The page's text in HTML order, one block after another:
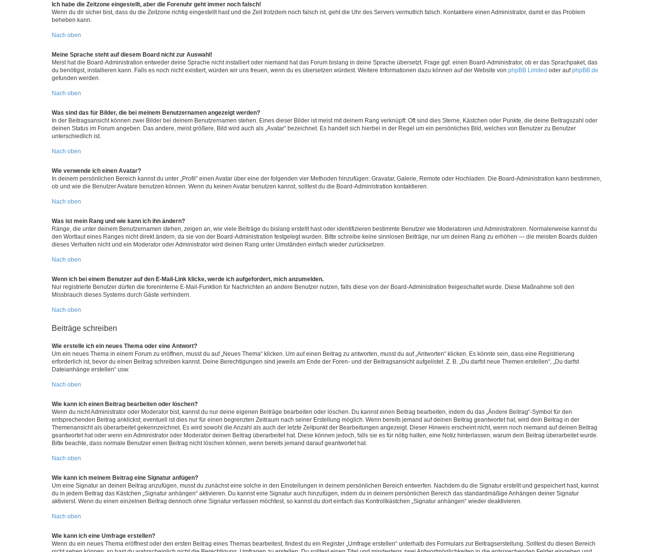
Ich habe die Zeitzone eingestellt, aber die Forenuhr geht immer noch falsch!
Wenn du dir sicher bist, dass du die Zeitzone richtig eingestellt hast und die Zeit trotzdem noch falsch ist, geht die Uhr des Servers vermutlich falsch. Kontaktiere einen Administrator, damit er das Problem
beheben kann.
Nach oben
Meine Sprache steht auf diesem Board nicht zur Auswahl!
Meist hat die Board-Administration entweder deine Sprache nicht installiert oder niemand hat das Forum bislang in deine Sprache übersetzt. Frage ggf. einen Board-Administrator, ob er das Sprachpaket, das
du benötigst, installieren kann. Falls es noch nicht existiert, würden wir uns freuen, wenn du es übersetzen würdest. Weitere Informationen dazu können auf der Website von phpBB Limited oder aufphpBB.de
gefunden werden.
Nach oben
Was sind das für Bilder, die bei meinem Benutzernamen angezeigt werden?
In der Beitragsansicht können zwei Bilder bei deinem Benutzernamen stehen. Eines dieser Bilder ist meist mit deinem Rang verknüpft: Oft sind dies Sterne, Kästchen oder Punkte, die deine Beitragszahl oder
deinen Status im Forum angeben. Das andere, meist größere, Bild wird auch als „Avatar“ bezeichnet. Es handelt sich hierbei in der Regel um ein persönliches Bild, welches von Benutzer zu Benutzer
unterschiedlich ist.
Nach oben
Wie verwende ich einen Avatar?
In deinem persönlichen Bereich kannst du unter „Profil“ einen Avatar über eine der folgenden vier Methoden hinzufügen: Gravatar, Galerie, Remote oder Hochladen. Die Board-Administration kann bestimmen,
ob und wie die Benutzer Avatare benutzen können. Wenn du keinen Avatar benutzen kannst, solltest du die Board-Administration kontaktieren.
Nach oben
Was ist mein Rang und wie kann ich ihn ändern?
Ränge, die unter deinem Benutzernamen stehen, zeigen an, wie viele Beiträge du bislang erstellt hast oder identifizieren bestimmte Benutzer wie Moderatoren und Administratoren. Normalerweise kannst du
den Wortlaut eines Ranges nicht direkt ändern, da sie von der Board-Administration festgelegt wurden. Bitte schreibe keine sinnlosen Beiträge, nur um deinen Rang zu erhöhen — die meisten Boards dulden
dieses Verhalten nicht und ein Moderator oder Administrator wird deinen Rang unter Umständen einfach wieder zurücksetzen.
Nach oben
Wenn ich bei einem Benutzer auf den E-Mail-Link klicke, werde ich aufgefordert, mich anzumelden.
Nur registrierte Benutzer dürfen die foreninterne E-Mail-Funktion für Nachrichten an andere Benutzer nutzen, falls diese von der Board-Administration freigeschaltet wurde. Diese Maßnahme soll den
Missbrauch dieses Systems durch Gäste verhindern.
Nach oben
Beiträge schreiben
Wie erstelle ich ein neues Thema oder eine Antwort?
Um ein neues Thema in einem Forum zu eröffnen, musst du auf „Neues Thema“ klicken. Um auf einen Beitrag zu antworten, musst du auf „Antworten“ klicken. Es könnte sein, dass eine Registrierung
erforderlich ist, bevor du einen Beitrag schreiben kannst. Deine Berechtigungen sind jeweils am Ende der Foren- und der Beitragsansicht aufgelistet. Z. B. „Du darfst neue Themen erstellen“, „Du darfst
Dateianhänge erstellen“ usw.
Nach oben
Wie kann ich einen Beitrag bearbeiten oder löschen?
Wenn du nicht Administrator oder Moderator bist, kannst du nur deine eigenen Beiträge bearbeiten oder löschen. Du kannst einen Beitrag bearbeiten, indem du das „Ändere Beitrag“-Symbol für den
entsprechenden Beitrag anklickst; eventuell ist dies nur für einen begrenzten Zeitraum nach seiner Erstellung möglich. Wenn bereits jemand auf deinen Beitrag geantwortet hat, wird dein Beitrag in der
Themenansicht als überarbeitet gekennzeichnet. Es wird sowohl die Anzahl als auch der letzte Zeitpunkt der Bearbeitungen angezeigt. Dieser Hinweis erscheint nicht, wenn noch niemand auf deinen Beitrag
geantwortet hat oder wenn ein Administrator oder Moderator deinen Beitrag überarbeitet hat. Diese können jedoch, falls sie es für nötig halten, eine Notiz hinterlassen, warum dein Beitrag überarbeitet wurde.
Bitte beachte, dass normale Benutzer einen Beitrag nicht löschen können, wenn bereits jemand darauf geantwortet hat.
Nach oben
Wie kann ich meinem Beitrag eine Signatur anfügen?
Um eine Signatur an deinen Beitrag anzufügen, musst du zunächst eine solche in den Einstellungen in deinem persönlichen Bereich entwerfen. Nachdem du die Signatur erstellt und gespeichert hast, kannst
du in jedem Beitrag das Kästchen „Signatur anhängen“ aktivieren. Du kannst eine Signatur auch hinzufügen, indem du in deinem persönlichen Bereich das standardmäßige Anhängen deiner Signatur
aktivierst. Wenn du einen einzelnen Beitrag dennoch ohne Signatur verfassen möchtest, so kannst du dort einfach das Kontrollkästchen „Signatur anhängen“ wieder deaktivieren.
Nach oben
Wie kann ich eine Umfrage erstellen?
Wenn du ein neues Thema eröffnest oder den ersten Beitrag eines Themas bearbeitest, findest du ein Register „Umfrage erstellen“ unterhalb des Formulars zur Beitragserstellung. Solltest du diesen Bereich